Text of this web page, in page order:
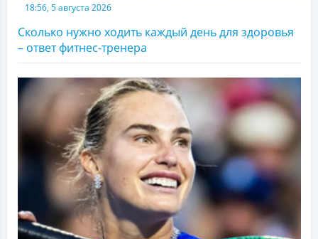
18:56, 5 августа 2026
Сколько нужно ходить каждый день для здоровья
– ответ фитнес-тренера